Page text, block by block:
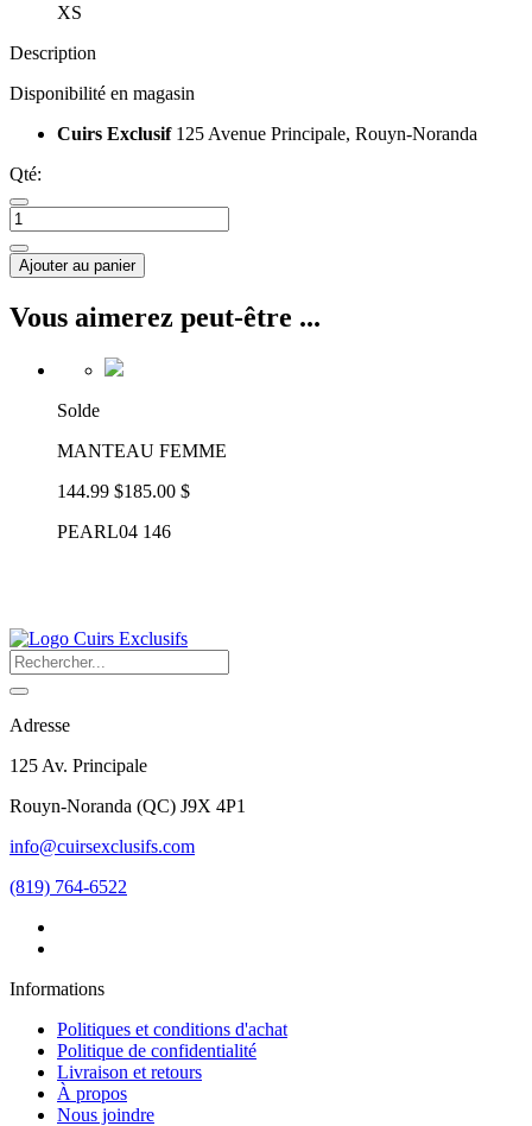
XS
Description
Disponibilité en magasin
Cuirs Exclusif 125 Avenue Principale, Rouyn-Noranda
Qté:
Ajouter au panier
Vous aimerez peut-être ...
Solde
MANTEAU FEMME
144.99 $185.00 $
PEARL04 146
Adresse
125 Av. Principale
Rouyn-Noranda (QC) J9X 4P1
info@cuirsexclusifs.com
(819) 764-6522
Informations
Politiques et conditions d'achat
Politique de confidentialité
Livraison et retours
À propos
Nous joindre